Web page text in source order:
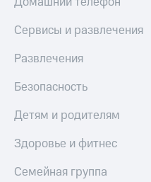
Сервисы и развлечения
Развлечения
Безопасность
Детям и родителям
Здоровье и фитнес
Семейная группа